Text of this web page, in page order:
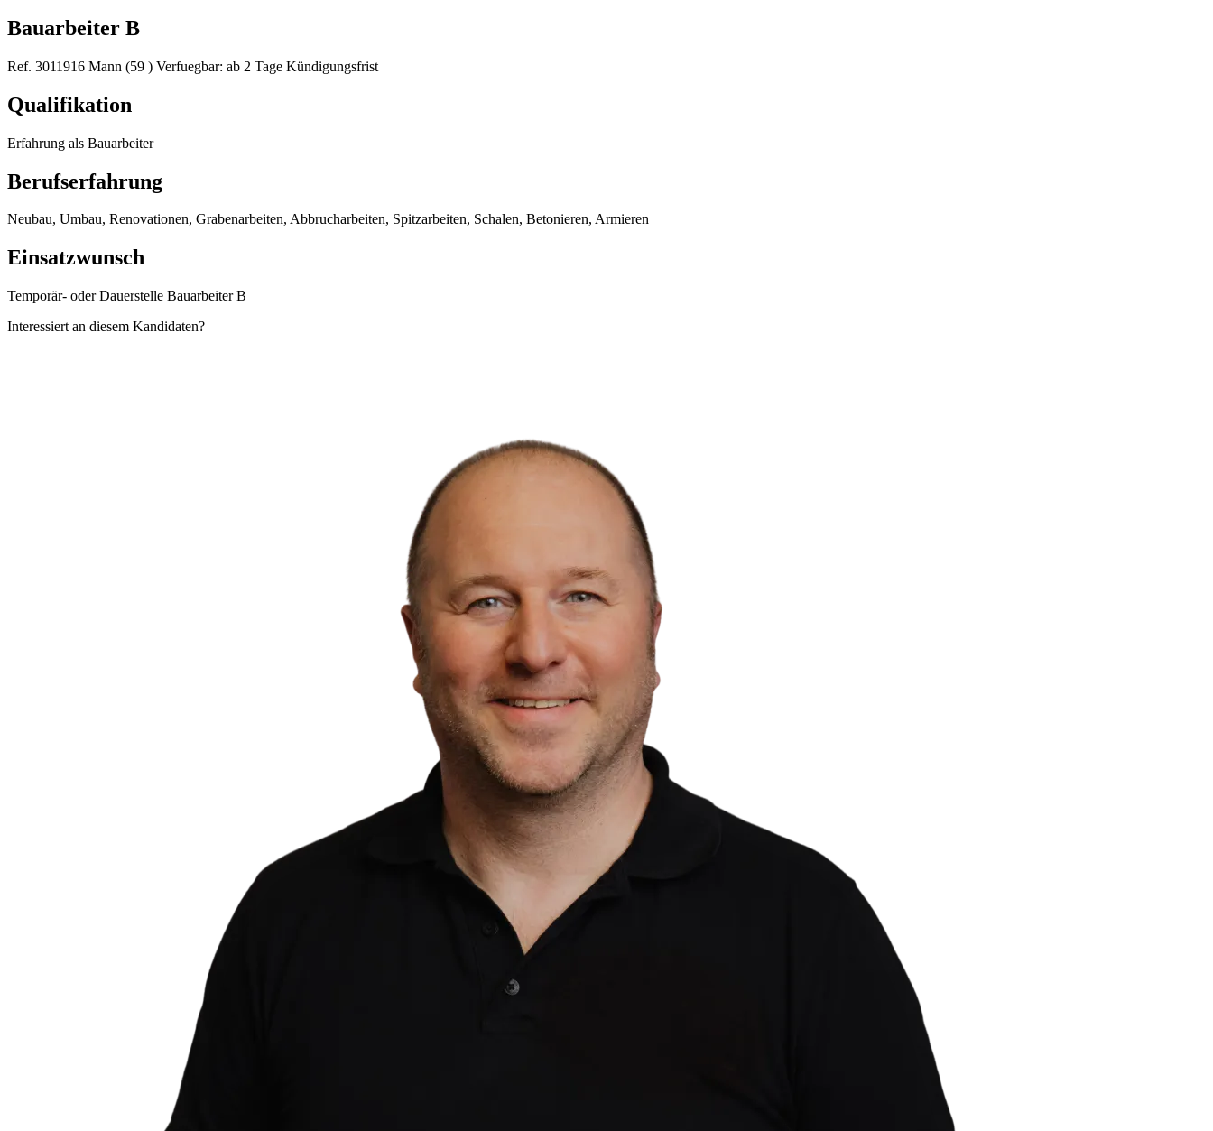
Bauarbeiter B
Ref. 3011916 Mann (59 ) Verfuegbar: ab 2 Tage Kündigungsfrist
Qualifikation
Erfahrung als Bauarbeiter
Berufserfahrung
Neubau, Umbau, Renovationen, Grabenarbeiten, Abbrucharbeiten, Spitzarbeiten, Schalen, Betonieren, Armieren
Einsatzwunsch
Temporär- oder Dauerstelle Bauarbeiter B
Interessiert an diesem Kandidaten?